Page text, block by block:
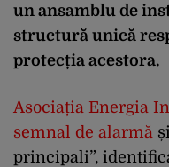
un ansamblu de
structură unică
protecția acestora.
Asociația Energia
semnal de alarmă
principali”,